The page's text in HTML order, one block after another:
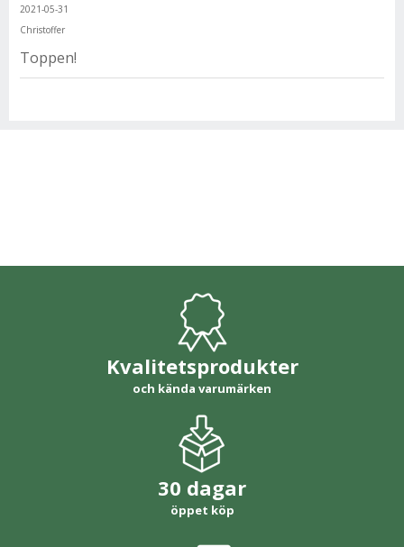
2021-05-31
Christoffer
Toppen!
Kvalitetsprodukter
och kända varumärken
30 dagar
öppet köp